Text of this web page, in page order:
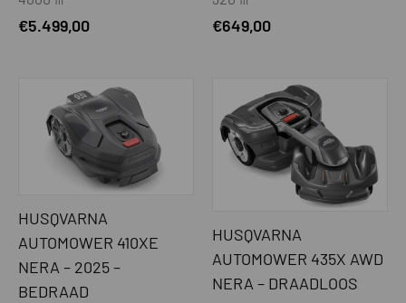
(EdgeCut)
gras maaien)
Maaisysteem 2 x 3 mesjes
Zwevend maaisysteem Nee
Maaihoogte min-max - mm
Maaihoogte instelling
Maaibreedte - cm 22
€5.499,00 €649,00
HUSQVARNA
AUTOMOWER 410XE
NERA – 2025 –
BEDRAAD
HUSQVARNA
AUTOMOWER 435X AWD
NERA – DRAADLOOS